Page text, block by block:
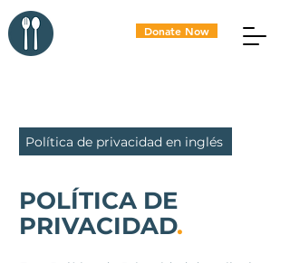
Donate Now
Política de privacidad en inglés
POLÍTICA DE
PRIVACIDAD.